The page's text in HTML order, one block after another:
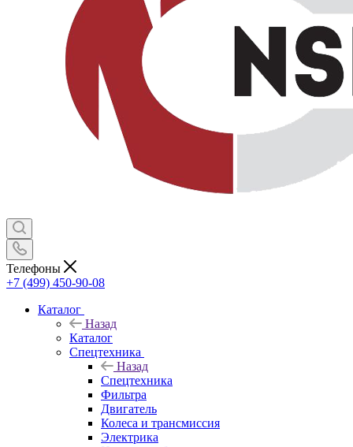
Телефоны
+7 (499) 450-90-08
Каталог
Назад
Каталог
Спецтехника
Назад
Спецтехника
Фильтра
Двигатель
Колеса и трансмиссия
Электрика